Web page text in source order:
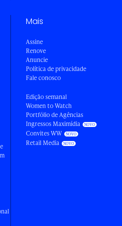
Mais
Assine
Renove
Anuncie
Política de privacidade
Fale conosco
Edição semanal
Women to Watch
Portfólio de Agências
Ingressos Maximídia
Convites WW
Retail Media